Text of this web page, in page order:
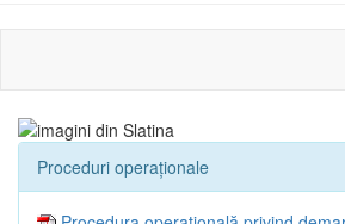
Proceduri operaționale